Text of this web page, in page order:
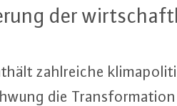
der
zahl­rei­che
die